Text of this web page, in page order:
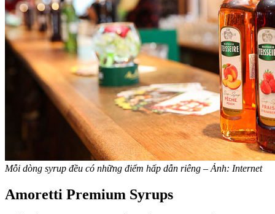
Mỗi dòng syrup đều có những điểm hấp dẫn riêng – Ảnh: Internet
Amoretti Premium Syrups